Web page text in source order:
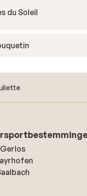
du Soleil
Gerlos